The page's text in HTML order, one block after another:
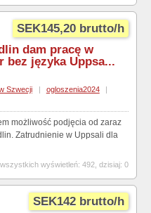
SEK145,20 brutto/h
dam pracę w
bez języka Uppsa...
Szwecji ogloszenia2024
możliwość podjęcia od zaraz
Zatrudnienie w Uppsali dla
wyświetleń: 492, dzisiaj: 0
SEK142 brutto/h